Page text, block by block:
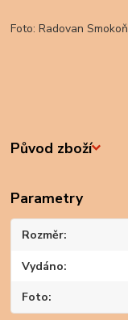
Foto: Radovan Smokoň
Původ zboží
Parametry
Rozměr
Vydáno
Foto